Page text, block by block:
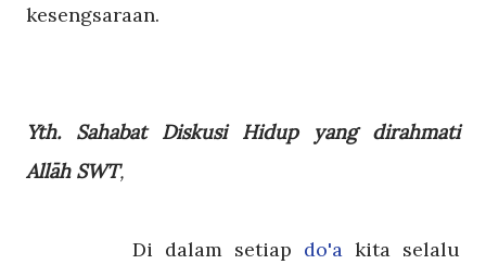
kesengsaraan.
Yth. Sahabat Diskusi Hidup yang dirahmati
Allāh SWT,
Di dalam setiap do'a kita selalu